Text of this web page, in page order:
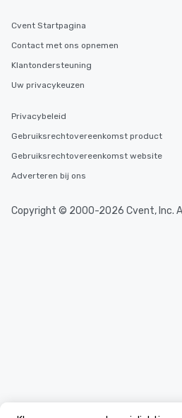
Cvent Startpagina
Contact met ons opnemen
Klantondersteuning
Uw privacykeuzen
Privacybeleid
Gebruiksrechtovereenkomst product
Gebruiksrechtovereenkomst website
Adverteren bij ons
Copyright © 2000-2026 Cvent, Inc.